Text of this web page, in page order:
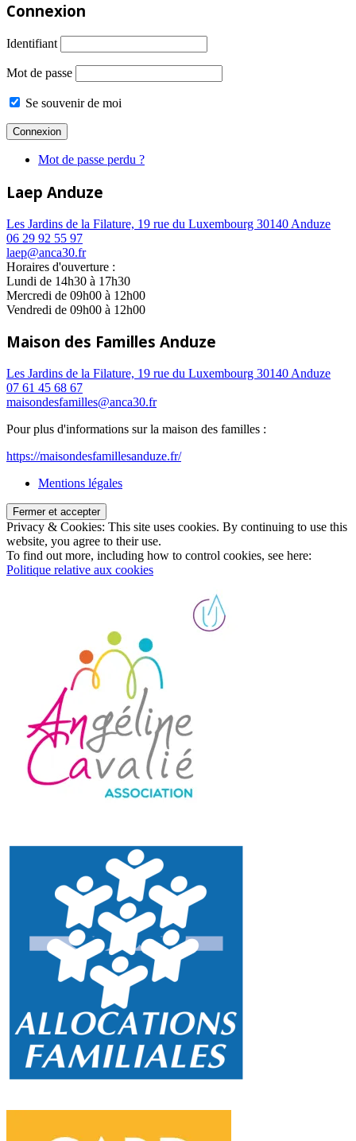
Connexion
Identifiant
Mot de passe
Se souvenir de moi
Mot de passe perdu ?
Laep Anduze
Les Jardins de la Filature, 19 rue du Luxembourg 30140 Anduze
06 29 92 55 97
laep@anca30.fr
Horaires d'ouverture :
Lundi de 14h30 à 17h30
Mercredi de 09h00 à 12h00
Vendredi de 09h00 à 12h00
Maison des Familles Anduze
Les Jardins de la Filature, 19 rue du Luxembourg 30140 Anduze
07 61 45 68 67
maisondesfamilles@anca30.fr
Pour plus d'informations sur la maison des familles :
https://maisondesfamillesanduze.fr/
Mentions légales
Privacy & Cookies: This site uses cookies. By continuing to use this
website, you agree to their use.
To find out more, including how to control cookies, see here:
Politique relative aux cookies